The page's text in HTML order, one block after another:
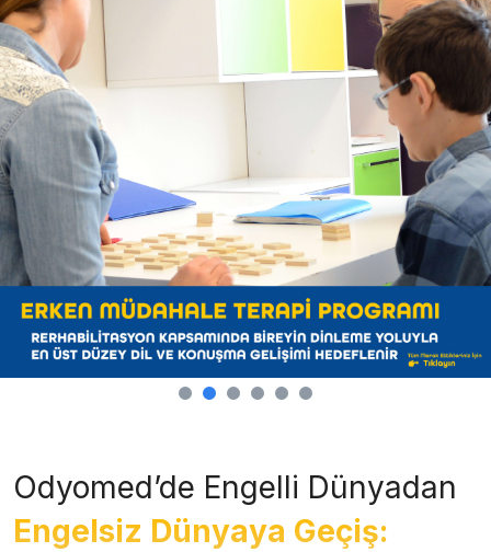
Odyomed’de Engelli Dünyadan
Engelsiz Dünyaya Geçiş: